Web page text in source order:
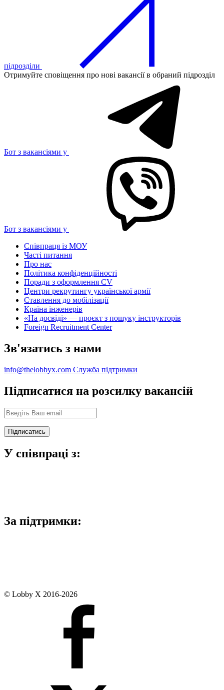
підрозділи
Отримуйте сповіщення про нові вакансії в обраний підрозділ
Бот з вакансіями у
Бот з вакансіями у
Співпраця із МОУ
Часті питання
Про нас
Політика конфіденційності
Поради з оформлення CV
Центри рекрутингу української армії
Ставлення до мобілізації
Країна інженерів
«На досвіді» — проєкт з пошуку інструкторів
Foreign Recruitment Center
Зв'язатись з нами
info@thelobbyx.com Служба підтримки
Підписатися на розсилку вакансій
У співпраці з:
За підтримки:
© Lobby X 2016-2026